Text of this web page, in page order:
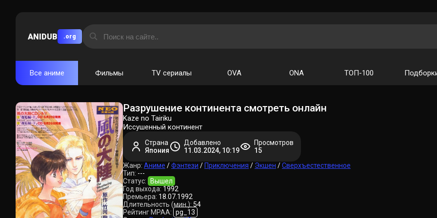
ANIDUB .org
Все аниме Фильмы TV сериалы OVA ONA ТОП-100
Разрушение континента смотреть онлайн
Kaze no Tairiku
Иссушенный континент
Страна
Япония
Добавлено
11.03.2024, 10:19
Просмотров
15
Жанр: Аниме /Фэнтези / Приключения / Экшен /Сверхъестественное
Тип: ---
Статус:
Вышел
Год выхода: 1992
Премьера: 18.07.1992
Длительность (мин.): 54
Рейтинг MPAA: pg_13